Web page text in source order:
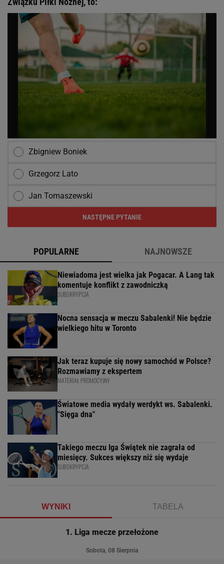
Zbigniew Boniek
Grzegorz Lato
Jan Tomaszewski
NASTĘPNE PYTANIE
POPULARNE NAJNOWSZE
Niewiadoma jest wielka jak Pogacar. A Lang tak
komentuje konflikt z zawodniczką
SUBSKRYPCJA
Nocna sensacja w meczu Sabalenki! Nie będzie
wielkiego hitu w Toronto
Jak teraz kupuje się nowy samochód w Polsce?
Rozmawiamy z ekspertem
MATERIAŁ PROMOCYJNY
Światowe media wydały werdykt ws. Sabalenki.
"Sięga dna"
Takiego meczu Iga Świątek nie zagrała od
miesięcy. Sukces większy niż się wydaje
SUBSKRYPCJA
WYNIKI TABELA
1. Liga mecze przełożone
Sobota, 08 Sierpnia